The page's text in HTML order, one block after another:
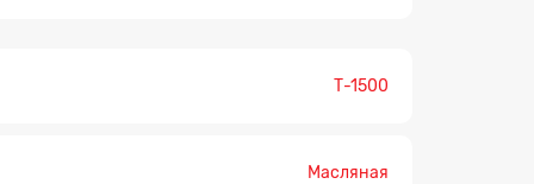
Т-1500
Масляная